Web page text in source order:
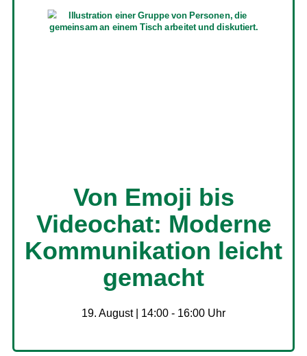
Von Emoji bis
Videochat: Moderne
Kommunikation leicht
gemacht
19. August | 14:00 - 16:00